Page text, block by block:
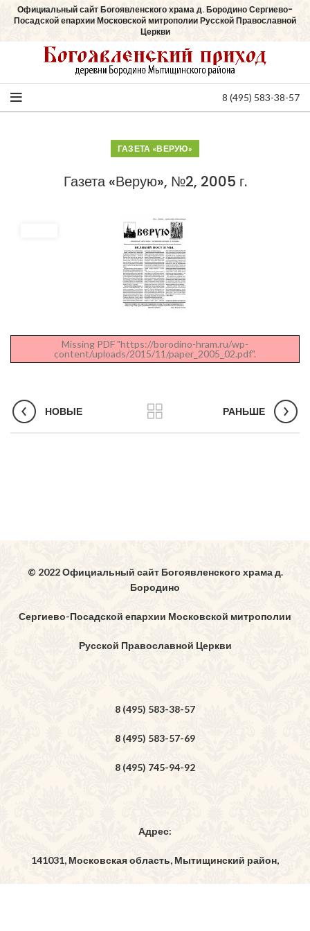
Официальный сайт Богоявленского храма д. Бородино Сергиево-
Посадской епархии Московской митрополии Русской Православной
Церкви
8 (495) 583-38-57
ГАЗЕТА «ВЕРУЮ»
Газета «Верую», №2, 2005 г.
Missing PDF "https://borodino-hram.ru/wp-
content/uploads/2015/11/paper_2005_02.pdf".
НОВЫЕ РАНЬШЕ
© 2022 Официальный сайт Богоявленского храма д.
Бородино
Сергиево-Посадской епархии Московской митрополии
Русской Православной Церкви
8 (495) 583-38-57
8 (495) 583-57-69
8 (495) 745-94-92
Адрес:
141031, Московская область, Мытищинский район,